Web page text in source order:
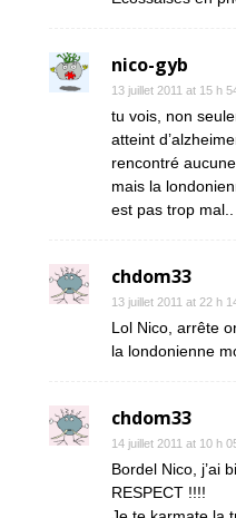
nico-gyb
13 juillet 2011 at 15 h
tu vois, non
atteint
rencontré
mais la
est pas trop
chdom33
13 juillet 2011 at 22 h
Lol Nico, arrête
la londonienne
chdom33
14 juillet 2011 at 10 h
Bordel Nico, j’ai
RESPECT !!!!